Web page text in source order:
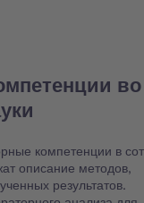
во
компетенции в
описание методов,
результатов.